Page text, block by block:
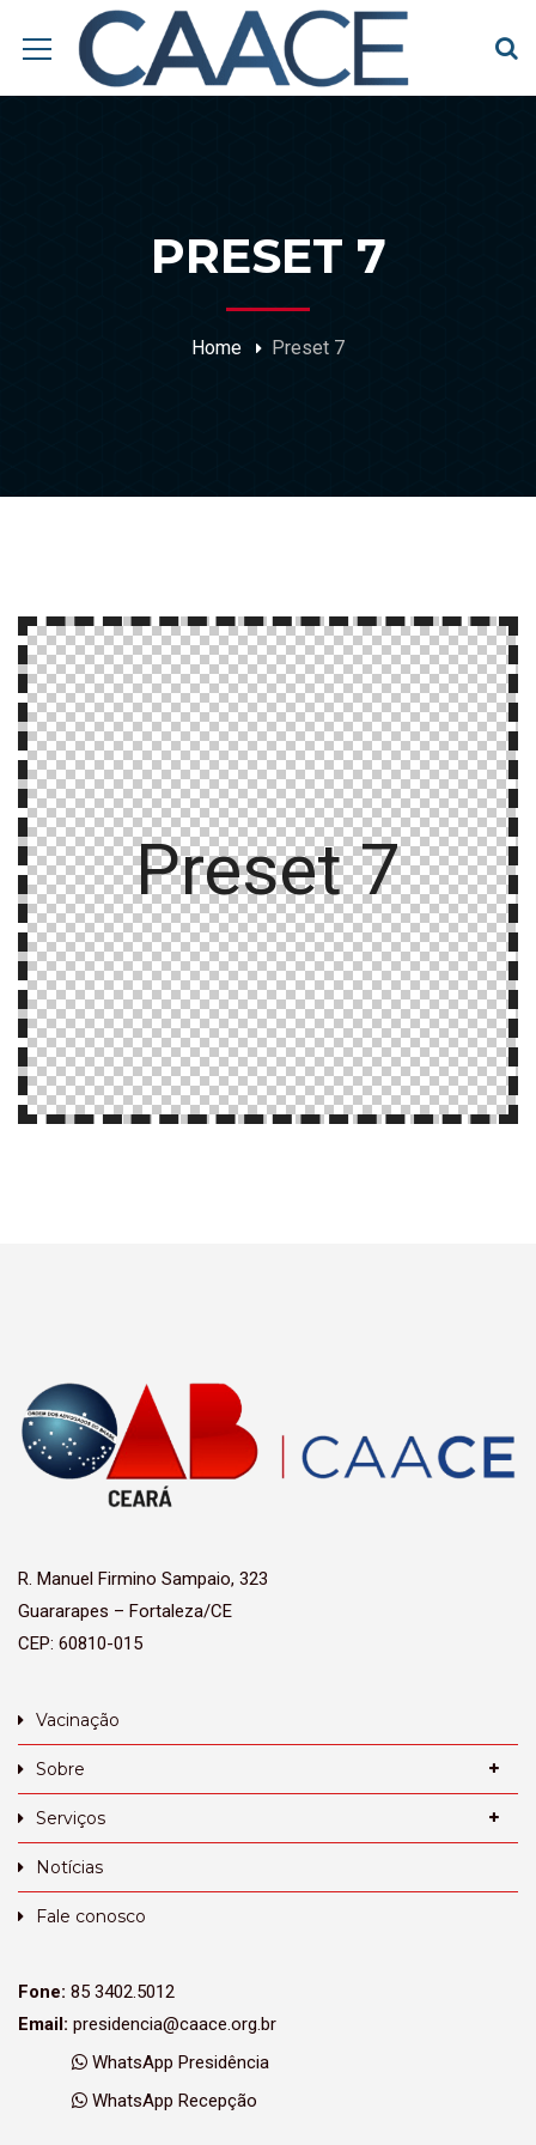
PRESET 7
Home Preset 7
Preset 7
R. Manuel Firmino Sampaio, 323
Guararapes – Fortaleza/CE
CEP: 60810-015
Vacinação
Sobre
Serviços
Notícias
Fale conosco
Fone: 85 3402.5012
Email: presidencia@caace.org.br
WhatsApp Presidência
WhatsApp Recepção